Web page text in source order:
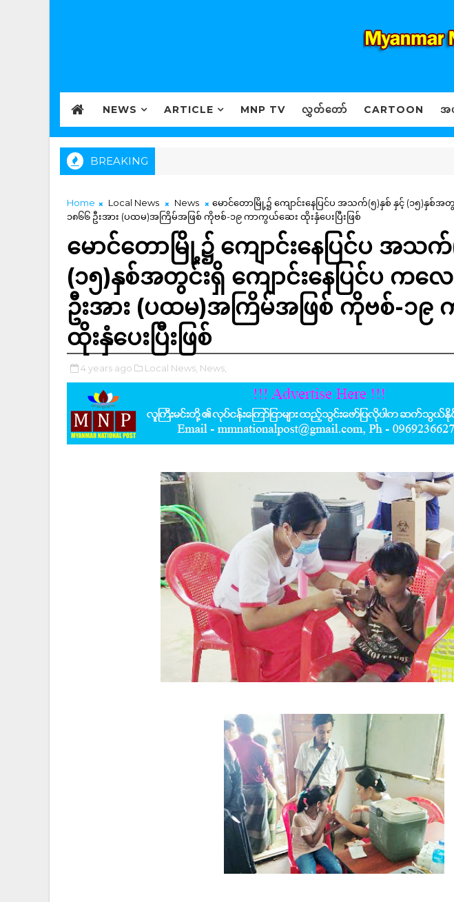
NEWS ARTICLE MNP TV လွှတ်တော် CARTOON အ
BREAKING
Home Local News News
မောင်တောမြို့၌ ကျောင်းနေပြင်ပ အသက်(၅)နှစ် နှင့် (၁၅)နှစ်အ
၁၈၆၆ ဦးအား (ပထမ)အကြိမ်အဖြစ် ကိုဗစ်-၁၉ ကာကွယ်ဆေး ထိုးနှံပေးပြီးဖြစ်
မောင်တောမြို့၌ ကျောင်းနေပြင်ပ အသ
(၁၅)နှစ်အတွင်းရှိ ကျောင်းနေပြင်ပ က
ဦးအား (ပထမ)အကြိမ်အဖြစ် ကိုဗစ်-၁
ထိုးနှံပေးပြီးဖြစ်
4 years ago Local News, News,